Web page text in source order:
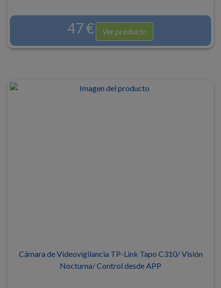
47 € Ver producto
Cámara de Videovigilancia TP-Link Tapo C310/ Visión
Nocturna/ Control desde APP